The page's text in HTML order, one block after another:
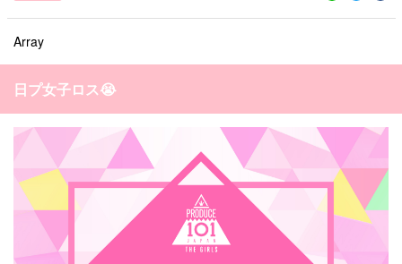
すべての記事
manimani について
カテゴリー一覧
韓国 韓国コスメ 韓国トレンド
Array
日プ女子ロス😭